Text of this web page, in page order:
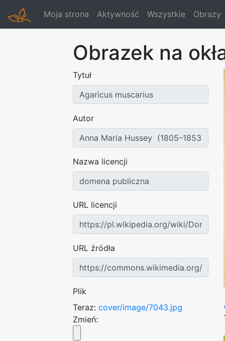
Moja strona Aktywność Wszystkie Obrazy
Obrazek na
Tytuł
Autor
Nazwa licencji
URL licencji
URL źródła
Plik
Teraz: cover/image/7043.jpg
Zmień: